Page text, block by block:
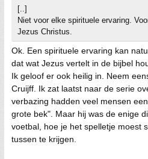
[..]
Niet voor elke spirituele ervaring.
Jezus Christus.
Ok. Een spirituele ervaring kan
dat wat Jezus vertelt in de bijbel
Ik geloof er ook heilig in. Neem
Cruijff. Ik zat laatst naar de serie
verbazing hadden veel mensen
grote bek". Maar hij was de enige
voetbal, hoe je het spelletje moest
tussen te krijgen.